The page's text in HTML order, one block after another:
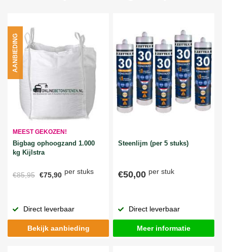
MEEST GEKOZEN!
Bigbag ophoogzand 1.000
kg Kijlstra
€85,95 €75,90 per stuks
AANBIEDING
Direct leverbaar
Bekijk aanbieding
Steenlijm (per 5 stuks)
€50,00 per stuk
Direct leverbaar
Meer informatie